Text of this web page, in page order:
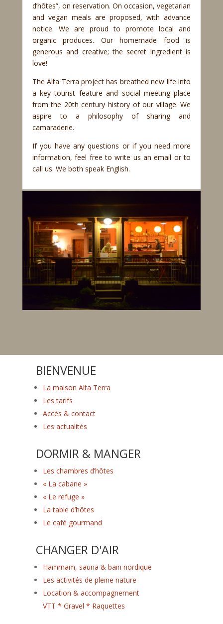
d’hôtes”, on reservation. On occasion, vegetarian
and vegan meals are proposed, with advance
notice. We are proud to promote local and
organic produces. Our homemade food is
generous and creative; the secret ingredient is
love!
The Alta Terra project has breathed new life into
a key tourist feature and social meeting place
from the 20th century history of our village. We
aspire to a philosophy of sharing and
camaraderie.
If you have any questions or if you need more
information, feel free to write us an email or to
call us. We both speak English.
BIENVENUE
La maison Alta Terra
Les tarifs
Accès & contact
Les actualités
DORMIR & MANGER
Les chambres d’hôtes
« La cabane »
« Le refuge »
La table d’hôtes
Le café gourmand
CHANGER D'AIR
Hammam, sauna & bain nordique
Les activités de pleine nature
Location & accompagnement
VTT * Gravel * Raquettes